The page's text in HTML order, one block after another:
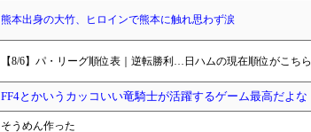
熊本出身の大竹、ヒロインで熊本に触れ思わず涙
【8/6】パ・リーグ順位表｜逆転勝利…日ハムの現在順位がこちら
FF4とかいうカッコいい竜騎士が活躍するゲーム最高だよな
そうめん作った